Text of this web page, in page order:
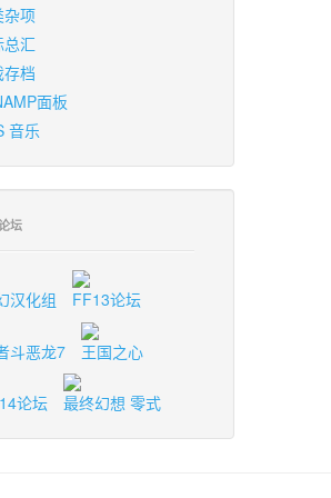
杂项
总汇
档
面板
音乐
坛
汉化组 FF13论坛
斗恶龙7 王国之心
论坛 最终幻想 零式